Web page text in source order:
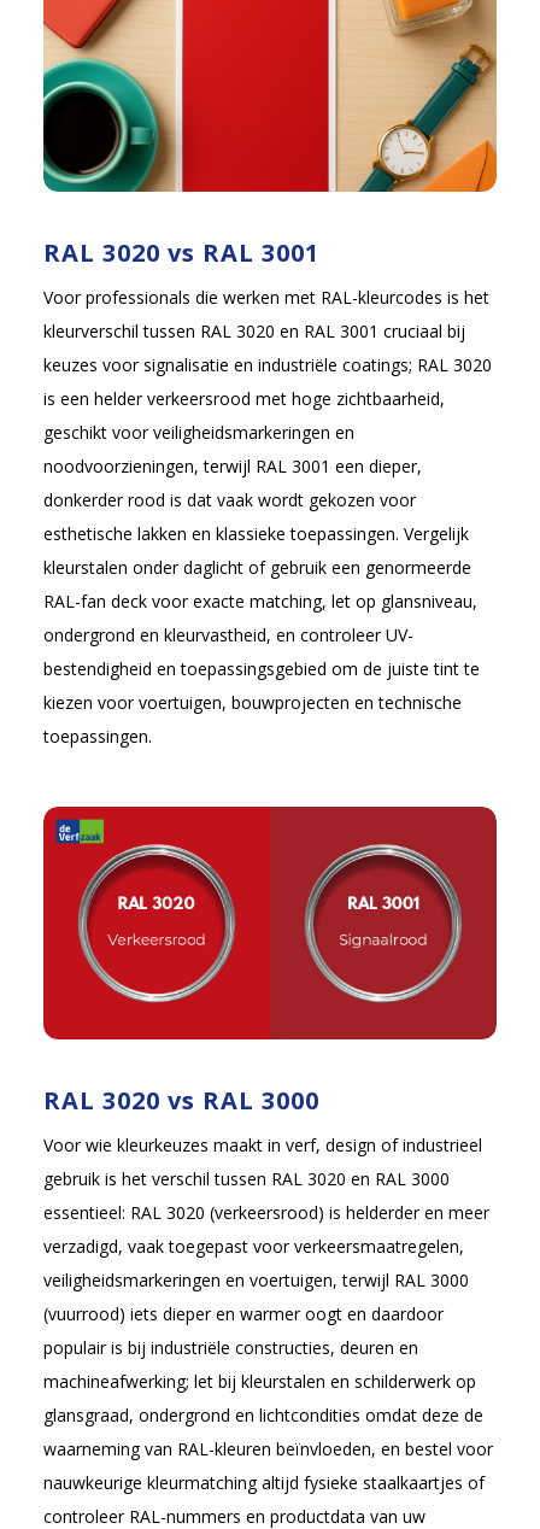
RAL 3020 vs RAL 3001
Voor professionals die werken met RAL-kleurcodes is het
kleurverschil tussen RAL 3020 en RAL 3001 cruciaal bij
keuzes voor signalisatie en industriële coatings; RAL 3020
is een helder verkeersrood met hoge zichtbaarheid,
geschikt voor veiligheidsmarkeringen en
noodvoorzieningen, terwijl RAL 3001 een dieper,
donkerder rood is dat vaak wordt gekozen voor
esthetische lakken en klassieke toepassingen. Vergelijk
kleurstalen onder daglicht of gebruik een genormeerde
RAL-fan deck voor exacte matching, let op glansniveau,
ondergrond en kleurvastheid, en controleer UV-
bestendigheid en toepassingsgebied om de juiste tint te
kiezen voor voertuigen, bouwprojecten en technische
toepassingen.
RAL 3020 vs RAL 3000
Voor wie kleurkeuzes maakt in verf, design of industrieel
gebruik is het verschil tussen RAL 3020 en RAL 3000
essentieel: RAL 3020 (verkeersrood) is helderder en meer
verzadigd, vaak toegepast voor verkeersmaatregelen,
veiligheidsmarkeringen en voertuigen, terwijl RAL 3000
(vuurrood) iets dieper en warmer oogt en daardoor
populair is bij industriële constructies, deuren en
machineafwerking; let bij kleurstalen en schilderwerk op
glansgraad, ondergrond en lichtcondities omdat deze de
waarneming van RAL-kleuren beïnvloeden, en bestel voor
nauwkeurige kleurmatching altijd fysieke staalkaartjes of
controleer RAL-nummers en productdata van uw